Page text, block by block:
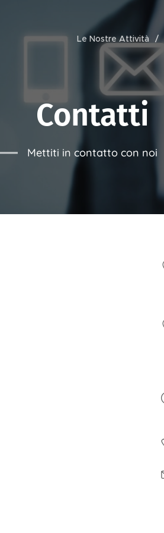
Le Nostre Attività
Contatti
Mettiti in contatto con noi